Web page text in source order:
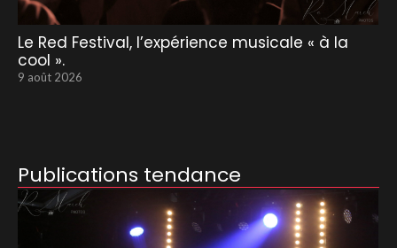
Le Red Festival, l’expérience musicale « à la
cool ».
9 août 2026
Publications tendance